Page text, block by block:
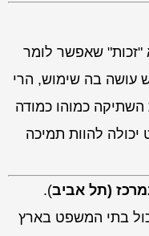
שאפשר לומר
עושה בה שימוש, הרי
כמוהו כמודה
להוות תמיכה
(תל אביב).
בתי המשפט בארץ